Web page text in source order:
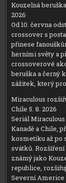
Kouzelná
2026
Od 10. června
crossover s
přinese
herními světy a
crossoverové
beruška a černý
zážitek, který
Miraculous
Chile 5. 8. 2026
Seriál
Kanadě a Chile,
kosmetiku až po
svátků.
známý jako
republice,
Severní Americe